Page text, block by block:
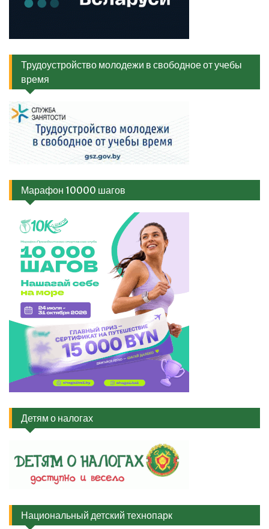
Трудоустройство молодежи в свободное от учебы
время
Марафон 10000 шагов
Детям о налогах
Национальный детский технопарк